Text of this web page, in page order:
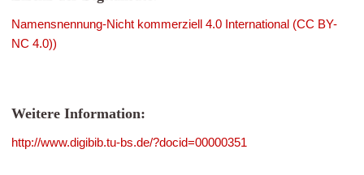
Namensnennung-Nicht kommerziell 4.0 International (CC BY-
NC 4.0))
Weitere Information:
http://www.digibib.tu-bs.de/?docid=00000351